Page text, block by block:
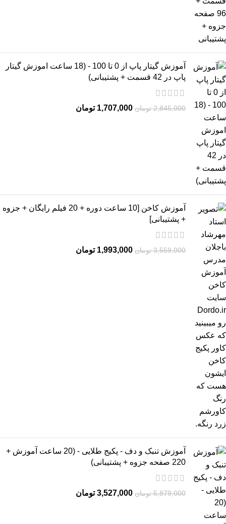
آموزش گیتار پاپ از 0 تا 100 - (18 ساعت اموزش گیتار
پاپ در 42 قسمت + پشتیبانی)
2,845,000 تومان 1,707,000 تومان
آموزش کاخن [10 ساعت دوره + 20 فیلم رایگان + جزوه
+ پشتیبانی]
3,559,000 تومان 1,993,000 تومان
آموزش تنبک و دف - پکیج طلایی - (20 ساعت آموزش +
220 صفحه جزوه + پشتیبانی)
5,879,000 تومان 3,527,000 تومان